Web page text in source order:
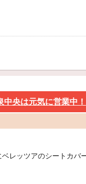
央は元気に営業中！
ベレッツアのシートカバ